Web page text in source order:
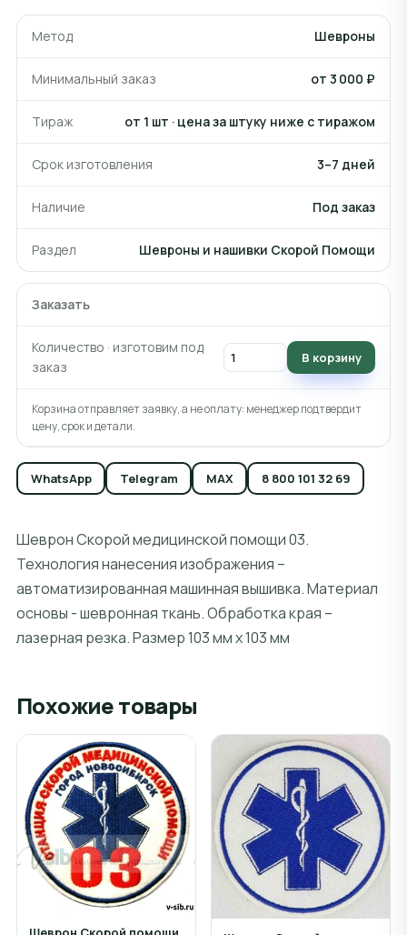
Метод Шевроны
Минимальный заказ от 3 000 ₽
Тираж от 1 шт · цена за штуку ниже с тиражом
Срок изготовления 3–7 дней
Наличие Под заказ
Раздел Шевроны и нашивки Скорой Помощи
Заказать
Количество · изготовим под
заказ
В корзину
Корзина отправляет заявку, а не оплату: менеджер подтвердит
цену, срок и детали.
WhatsApp Telegram MAX 8 800 101 32 69
Шеврон Скорой медицинской помощи 03.
Технология нанесения изображения –
автоматизированная машинная вышивка. Материал
основы - шевронная ткань. Обработка края –
лазерная резка. Размер 103 мм х 103 мм
Похожие товары